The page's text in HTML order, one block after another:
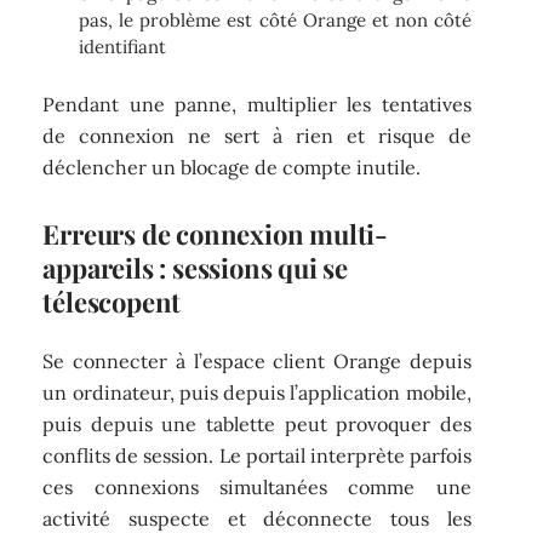
pas, le problème est côté Orange et non côté
identifiant
Pendant une panne, multiplier les tentatives
de connexion ne sert à rien et risque de
déclencher un blocage de compte inutile.
Erreurs de connexion multi-
appareils : sessions qui se
télescopent
Se connecter à l’espace client Orange depuis
un ordinateur, puis depuis l’application mobile,
puis depuis une tablette peut provoquer des
conflits de session. Le portail interprète parfois
ces connexions simultanées comme une
activité suspecte et déconnecte tous les